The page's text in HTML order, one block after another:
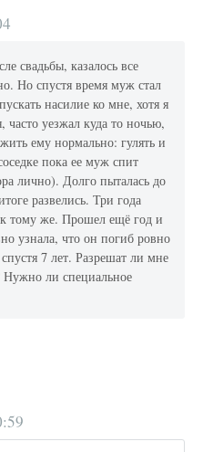
свадьбы, казалось все
Но спустя время муж стал
насилие ко мне, хотя я
уезжал куда то ночью,
ему нормально: гулять и
пока ее муж спит
лично). Долго пыталась до
развелись. Три года
тому же. Прошел ещё год и
узнала, что он погиб ровно
7 лет. Разрешат ли мне
ли специальное